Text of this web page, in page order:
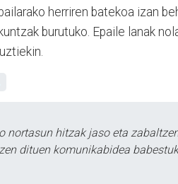
herriren batekoa izan
burutuko. Epaile lanak
nortasun hitzak jaso eta
dituen komunikabidea